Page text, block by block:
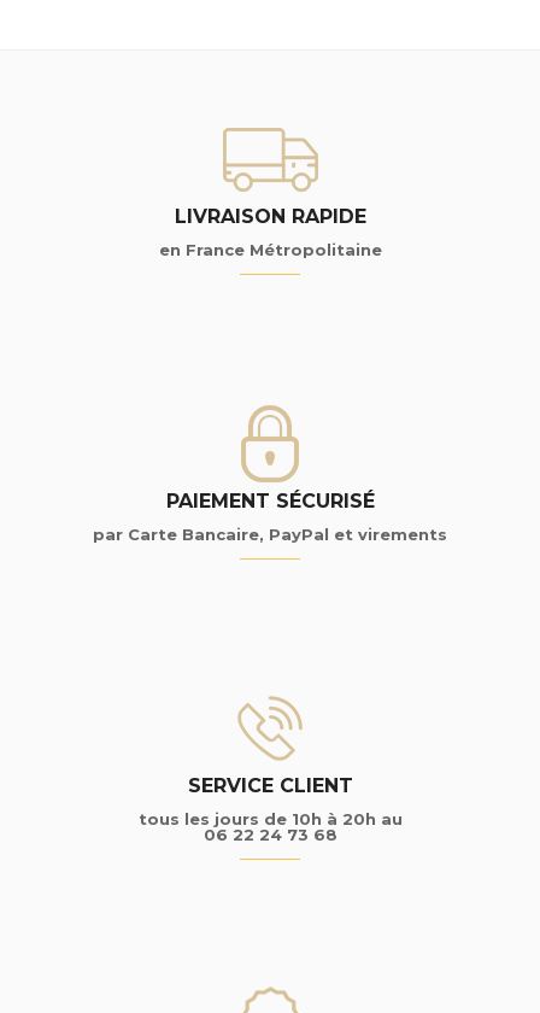
LIVRAISON RAPIDE
en France Métropolitaine
PAIEMENT SÉCURISÉ
par Carte Bancaire, PayPal et virements
SERVICE CLIENT
tous les jours de 10h à 20h au
06 22 24 73 68